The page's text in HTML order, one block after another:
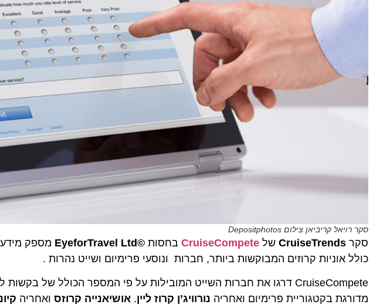
סקר רויאל קריביאן צילום Depositphotos
סקרCruiseTrends שלCruiseCompete בחסות©EyeforTravel Ltd
מספק מידע
כולל אוניות קרוזים המבוקשות ביותר, חברות ונוסעי פרימיום ושייט נהרות .
CruiseCompete דרגו את חברות השייט המובילות על פי המספר הכולל של בקשות להצעות מחיר, כאשר
מדורגת בקטגוריית פרימיום ואחריה נורוויג’ן קרוז ליין.אושיאנייה קרוזס ואחריה